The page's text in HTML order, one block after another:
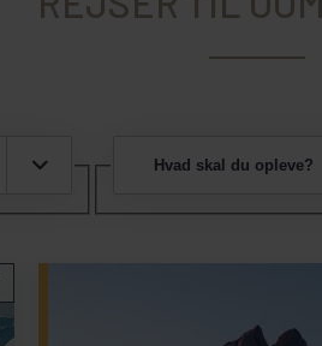
Hvad skal du opleve?